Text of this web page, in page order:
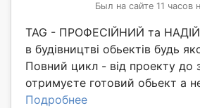
Был на сайте 11 часов
TAG - ПРОФЕСІЙНИЙ та
в будівництві обьектів будь
Повний цикл - від проекту до
отримуєте готовий обьект а
Подробнее